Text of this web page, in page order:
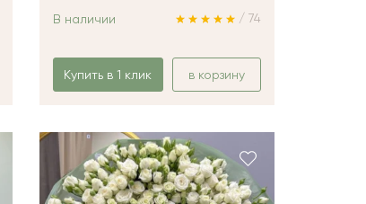
/ 74
В наличии
Купить в 1 клик в корзину